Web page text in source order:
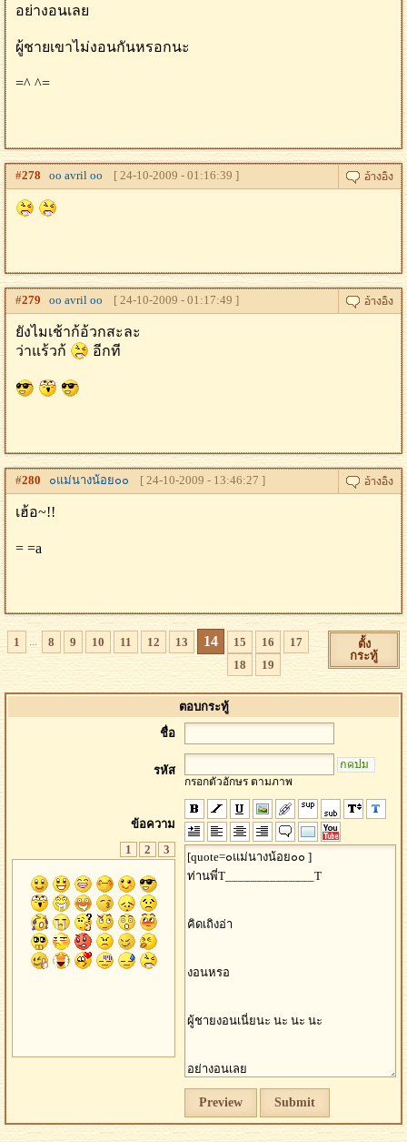
อย่างอนเลย
ผู้ชายเขาไม่งอนกันหรอกนะ
=^ ^=
#278 oo avril oo [ 24-10-2009 - 01:16:39 ]
#279 oo avril oo [ 24-10-2009 - 01:17:49 ]
ยังไมเช้าก้อ้วกสะละ
ว่าแร้วก้
อีกที
#280 ๐แม่นางน้อย๐๐ [ 24-10-2009 - 13:46:27 ]
เฮ้อ~!!
= =a
1 ... 8 9 10 11 12 13 14 15 16
17
18
19
ตั้ง
กระทู้
ตอบกระทู้
ชื่อ
รหัส
กรอกตัวอักษร ตามภาพ
ข้อความ
1
2 3